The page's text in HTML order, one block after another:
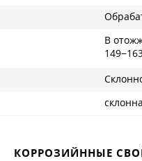
В
КОРРОЗИЙННЫЕ